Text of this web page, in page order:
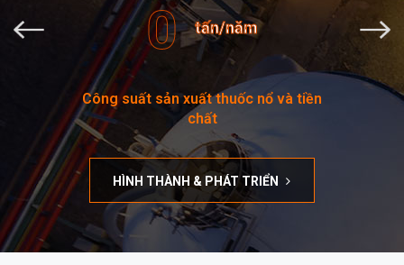
HÌNH THÀNH & PHÁT TRIỂN
0 tấn/năm
Công suất sản xuất thuốc nổ và tiền
chất